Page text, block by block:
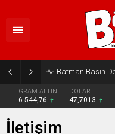
GRAM ALTIN
6.544,76
DOLAR
47,7013
İletişim